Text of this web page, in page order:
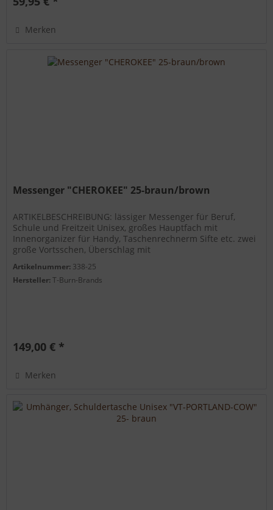
Merken
Messenger "CHEROKEE" 25-braun/brown
ARTIKELBESCHREIBUNG: lässiger Messenger für Beruf,
Schule und Freitzeit Unisex, großes Hauptfach mit
Innenorganizer für Handy, Taschenrechnerm Sifte etc. zwei
große Vortsschen, Überschlag mit
Artikelnummer: 338-25
Hersteller:T-Burn-Brands
149,00 € *
Merken